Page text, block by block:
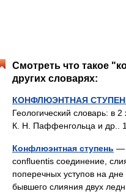
Смотреть что такое
других словарях:
КОНФЛЮЭНТНАЯ
Геологический словарь: в
К. Н. Паффенгольца и др..
Конфлюэнтная ступень —
confluentis соединение,
поперечных уступов на
бывшего слияния двух